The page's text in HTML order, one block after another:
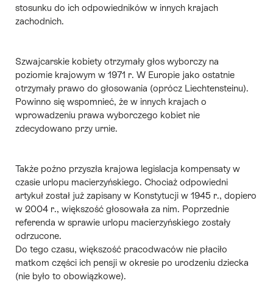
stosunku do ich odpowiedników w innych krajach
zachodnich.
Szwajcarskie kobiety otrzymały głos wyborczy na
poziomie krajowym w 1971 r. W Europie jako ostatnie
otrzymały prawo do głosowania (oprócz Liechtensteinu).
Powinno się wspomnieć, że w innych krajach o
wprowadzeniu prawa wyborczego kobiet nie
zdecydowano przy urnie.
Także poźno przyszła krajowa legislacja kompensaty w
czasie urlopu macierzyńskiego. Chociaż odpowiedni
artykuł został już zapisany w Konstytucji w 1945 r., dopiero
w 2004 r., większość głosowała za nim. Poprzednie
referenda w sprawie urlopu macierzyńskiego zostały
odrzucone.
Do tego czasu, większość pracodwaców nie płaciło
matkom części ich pensji w okresie po urodzeniu dziecka
(nie było to obowiązkowe).